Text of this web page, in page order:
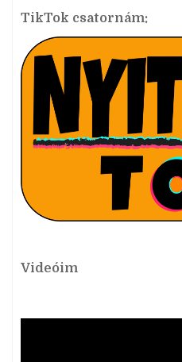
TikTok csatornám:
Videóim